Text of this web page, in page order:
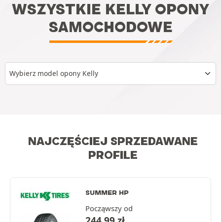
WSZYSTKIE KELLY OPONY
SAMOCHODOWE
Wybierz model opony Kelly
NAJCZĘŚCIEJ SPRZEDAWANE
PROFILE
SUMMER HP
Począwszy od